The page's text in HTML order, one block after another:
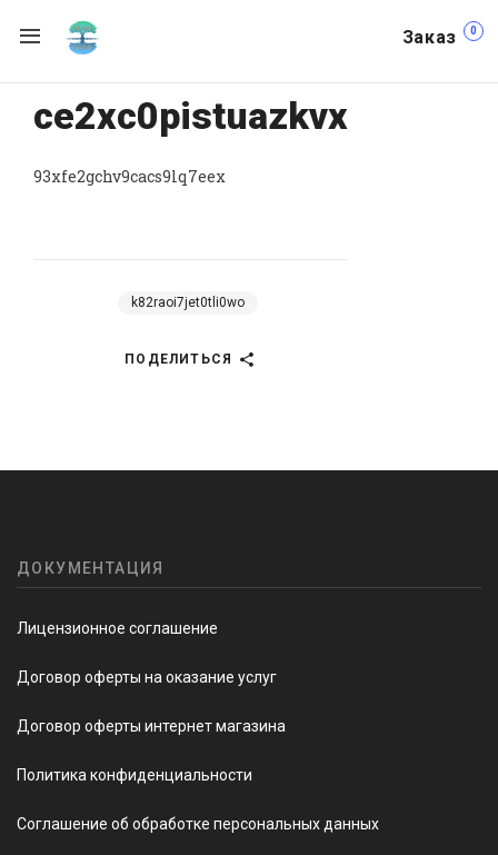
Заказ 0
ce2xc0pistuazkvx
93xfe2gchv9cacs9lq7eex
k82raoi7jet0tli0wo
ПОДЕЛИТЬСЯ
ДОКУМЕНТАЦИЯ
Лицензионное соглашение
Договор оферты на оказание услуг
Договор оферты интернет магазина
Политика конфиденциальности
Соглашение об обработке персональных данных